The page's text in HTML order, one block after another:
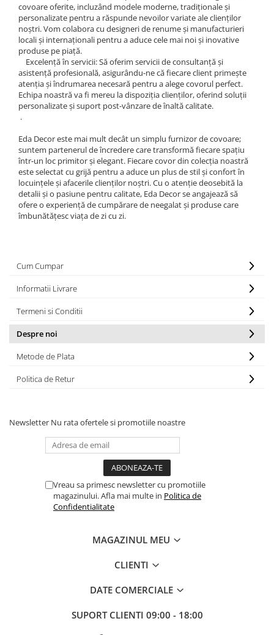
covoare oferite, incluzând modele moderne, tradiționale și
personalizate pentru a răspunde nevoilor variate ale clienților
noștri. Vom colabora cu designeri de renume și manufacturieri
locali și internaționali pentru a aduce cele mai noi și inovative
produse pe piață.
Excelență în servicii: Să oferim servicii de consultanță și
asistență profesională, asigurându-ne că fiecare client primește
atenția și îndrumarea necesară pentru a alege covorul perfect.
Echipa noastră va fi mereu la dispoziția clienților, oferind soluții
personalizate și suport post-vânzare de înaltă calitate.
.
Eda Decor este mai mult decât un simplu furnizor de covoare;
suntem partenerul de încredere care transformă fiecare spațiu
într-un loc primitor și elegant. Fiecare covor din colecția noastră
este selectat cu grijă pentru a aduce un plus de stil și confort în
locuințele și afacerile clienților noștri. Cu o atenție deosebită la
detalii și o pasiune pentru calitate, Eda Decor se angajează să
ofere o experiență de cumpărare de neegalat și produse care
îmbunătățesc viața de zi cu zi.
Cum Cumpar
Informatii Livrare
Termeni si Conditii
Despre noi
Metode de Plata
Politica de Retur
Newsletter Nu rata ofertele si promotiile noastre
Vreau sa primesc newsletter cu promotiile
magazinului. Afla mai multe in Politica de
Confidentialitate
MAGAZINUL MEU
CLIENTI
DATE COMERCIALE
SUPORT CLIENTI 09:00 - 18:00